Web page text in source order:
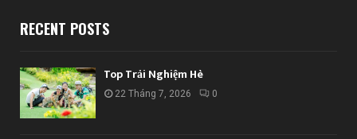
RECENT POSTS
Top Trải Nghiệm Hè
22 Tháng 7, 2026 0